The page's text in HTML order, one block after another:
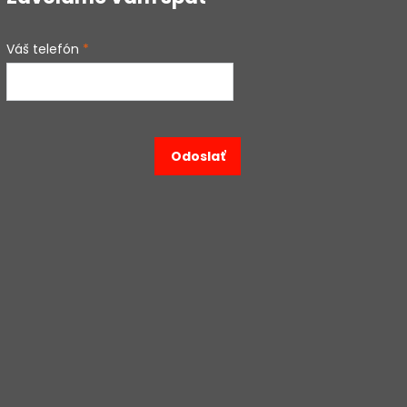
Váš telefón *
Odoslať